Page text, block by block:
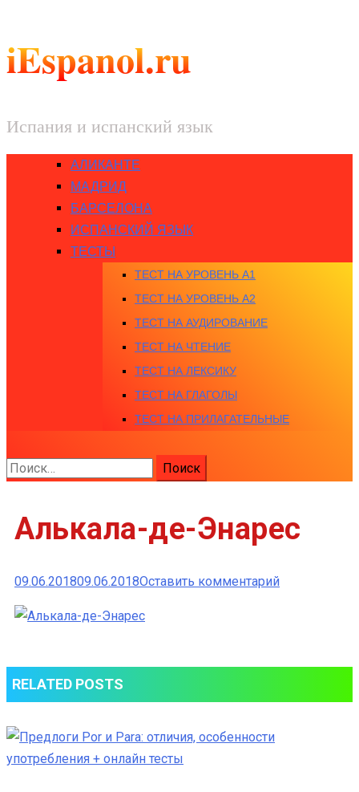
iEspanol.ru
Испания и испанский язык
АЛИКАНТЕ
МАДРИД
БАРСЕЛОНА
ИСПАНСКИЙ ЯЗЫК
ТЕСТЫ
ТЕСТ НА УРОВЕНЬ A1
ТЕСТ НА УРОВЕНЬ A2
ТЕСТ НА АУДИРОВАНИЕ
ТЕСТ НА ЧТЕНИЕ
ТЕСТ НА ЛЕКСИКУ
ТЕСТ НА ГЛАГОЛЫ
ТЕСТ НА ПРИЛАГАТЕЛЬНЫЕ
Найти:
Алькала-де-Энарес
09.06.201809.06.2018Оставить комментарийк
RELATED POSTS